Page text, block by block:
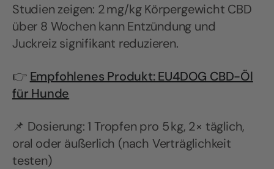
Studien zeigen: 2 mg/kg Körpergewicht CBD
über 8 Wochen kann Entzündung und
Juckreiz signifikant reduzieren.
👉 Empfohlenes Produkt: EU4DOG CBD-Öl
für Hunde
📌 Dosierung: 1 Tropfen pro 5 kg, 2× täglich,
oral oder äußerlich (nach Verträglichkeit
testen)